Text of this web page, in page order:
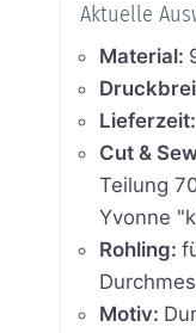
Aktuelle
Material:
Lieferzeit:
Cut &
Teilung
Yvonne
Rohling:
Motiv: